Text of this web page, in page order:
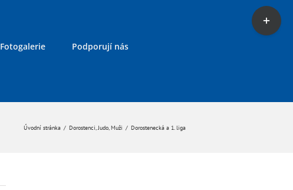
Fotogalerie Podporují nás
Úvodní stránka / Dorostenci Judo Muži / Dorostenecká a 1. liga
Toggle
Sliding
Bar